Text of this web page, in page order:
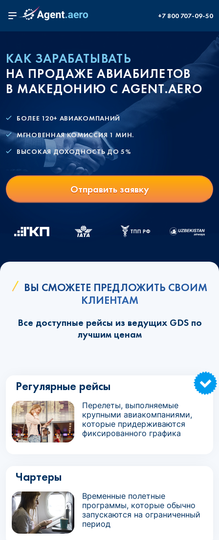
+7 800 707-09-50
КАК ЗАРАБАТЫВАТЬ
НА ПРОДАЖЕ АВИАБИЛЕТОВ
В МАКЕДОНИЮ С AGENT.AERO
БОЛЕЕ 120+ АВИАКОМПАНИЙ
МГНОВЕННАЯ КОМИССИЯ 1 МИН.
ВЫСОКАЯ ДОХОДНОСТЬ ДО 5%
Отправить заявку
ВЫ СМОЖЕТЕ ПРЕДЛОЖИТЬ СВОИМ
КЛИЕНТАМ
Все доступные рейсы из ведущих GDS по
лучшим ценам
Регулярные рейсы
Перелеты, выполняемые
крупными авиакомпаниями,
которые придерживаются
фиксированного графика
Чартеры
Временные полетные
программы, которые обычно
запускаются на ограниченный
период